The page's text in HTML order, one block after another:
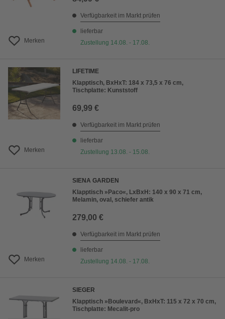
Merken
Verfügbarkeit im Markt prüfen
lieferbar
Zustellung 14.08. - 17.08.
Merken
LIFETIME
Klapptisch, BxHxT: 184 x 73,5 x 76 cm,
Tischplatte: Kunststoff
69,99 €
Verfügbarkeit im Markt prüfen
lieferbar
Zustellung 13.08. - 15.08.
Merken
SIENA GARDEN
Klapptisch »Paco«, LxBxH: 140 x 90 x 71 cm,
Melamin, oval, schiefer antik
279,00 €
Verfügbarkeit im Markt prüfen
lieferbar
Zustellung 14.08. - 17.08.
SIEGER
Klapptisch »Boulevard«, BxHxT: 115 x 72 x 70 cm,
Tischplatte: Mecalit-pro